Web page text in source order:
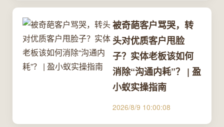
被奇葩客户骂哭，转
头对优质客户甩脸
子？实体老板该如何
消除“沟通内耗”？ | 盈
小蚁实操指南
2026/8/9 10:00:08